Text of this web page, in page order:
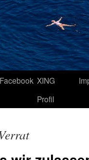
Facebook XING
Profil